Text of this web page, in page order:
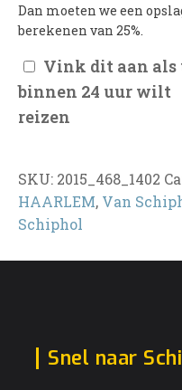
Dan moeten we een
berekenen van 25%.
Vink dit aan als
binnen 24 uur wilt
reizen
SKU: 2015_468_1402
HAARLEM, Van
Schiphol
Snel naar